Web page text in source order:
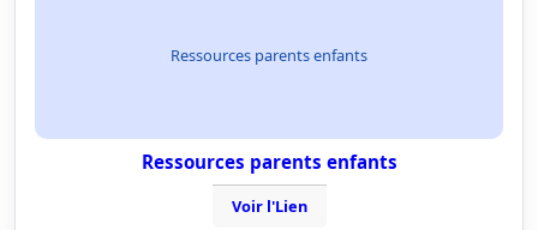
Ressources parents enfants
Ressources parents enfants
Voir l'Lien